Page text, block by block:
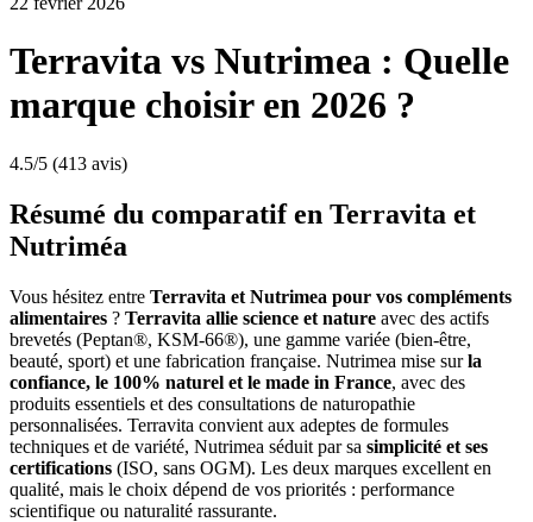
Terravita vs Nutrimea : Quelle
marque choisir en 2026 ?
4.5/5 (413 avis)
Résumé du comparatif en Terravita et
Nutriméa
Vous hésitez entre Terravita et Nutrimea pour vos compléments
alimentaires ? Terravita allie science et nature avec des actifs
brevetés (Peptan®, KSM-66®), une gamme variée (bien-être,
beauté, sport) et une fabrication française. Nutrimea mise surla
confiance, le 100% naturel et le made in France, avec des
produits essentiels et des consultations de naturopathie
personnalisées. Terravita convient aux adeptes de formules
techniques et de variété, Nutrimea séduit par sa simplicité et ses
certifications (ISO, sans OGM). Les deux marques excellent en
qualité, mais le choix dépend de vos priorités : performance
scientifique ou naturalité rassurante.